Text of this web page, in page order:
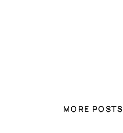
MORE POSTS